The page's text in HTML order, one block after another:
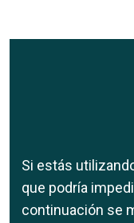
Si estás
que podría
continuación se